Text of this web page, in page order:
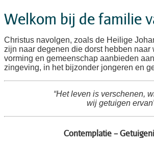
Welkom bij de familie
Christus navolgen, zoals de Heilige
zijn naar degenen die dorst hebben
vorming en gemeenschap aanbieden
zingeving, in het bijzonder jongeren en
“Het leven is verschenen,
wij getuigen
Contemplatie –